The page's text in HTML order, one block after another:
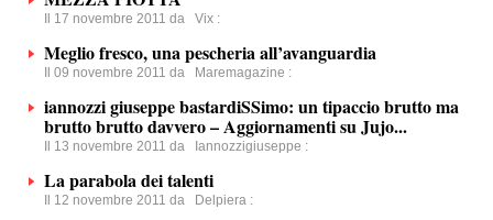
Il 17 novembre 2011 da Vix :
Meglio fresco, una pescheria all’avanguardia
Il 09 novembre 2011 da Maremagazine :
iannozzi giuseppe bastardiSSimo: un tipaccio brutto ma
brutto brutto davvero – Aggiornamenti su Jujo...
Il 13 novembre 2011 da Iannozzigiuseppe :
La parabola dei talenti
Il 12 novembre 2011 da Delpiera :